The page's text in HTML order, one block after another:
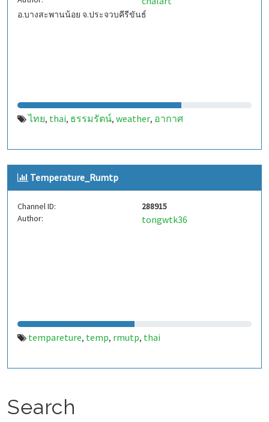
อ.บางสะพานน้อย จ.ประจวบคีรีขันธ์
ไทย, thai, ธรรมรัตน์, weather, อากาศ
Temperature_Rumtp
Channel ID:
288915
Author:
tongwtk36
tempareture, temp, rmutp, thai
Search